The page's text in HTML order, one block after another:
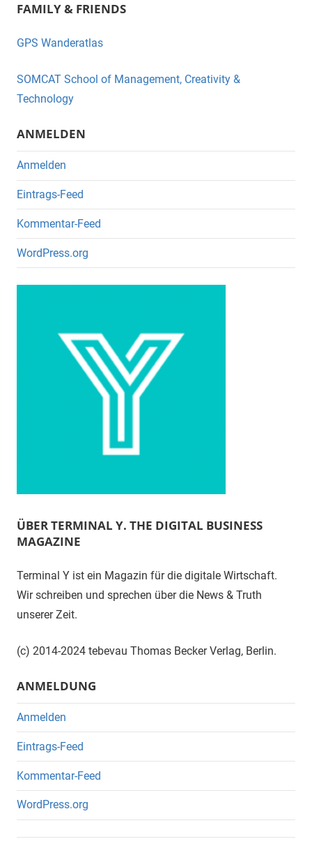
c
e
o
o
k
tt
er
FAMILY & FRIENDS
GPS Wanderatlas
SOMCAT School of Management, Creativity &
Technology
ANMELDEN
Anmelden
Eintrags-Feed
Kommentar-Feed
WordPress.org
ÜBER TERMINAL Y. THE DIGITAL BUSINESS
MAGAZINE
Terminal Y ist ein Magazin für die digitale Wirtschaft.
Wir schreiben und sprechen über die News & Truth
unserer Zeit.
(c) 2014-2024 tebevau Thomas Becker Verlag, Berlin.
ANMELDUNG
Anmelden
Eintrags-Feed
Kommentar-Feed
WordPress.org